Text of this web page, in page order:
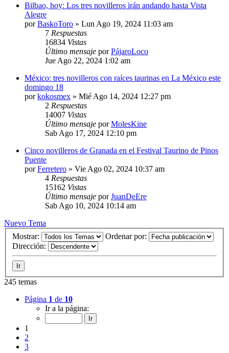
Bilbao, hoy: Los tres novilleros irán andando hasta Vista
Alegre
porBaskoToro » Lun Ago 19, 2024 11:03 am
7 Respuestas
16834 Vistas
Último mensaje porPájaroLoco
Jue Ago 22, 2024 1:02 am
México: tres novilleros con raíces taurinas en La México este
domingo 18
porkokosmex » Mié Ago 14, 2024 12:27 pm
2 Respuestas
14007 Vistas
Último mensaje porMolesKine
Sab Ago 17, 2024 12:10 pm
Cinco novilleros de Granada en el Festival Taurino de Pinos
Puente
porFerretero » Vie Ago 02, 2024 10:37 am
4 Respuestas
15162 Vistas
Último mensaje porJuanDeEre
Sab Ago 10, 2024 10:14 am
Nuevo Tema
Mostrar:
Ordenar por:
Dirección:
245 temas
Página 1 de 10
Ir a la página:
1
2
3